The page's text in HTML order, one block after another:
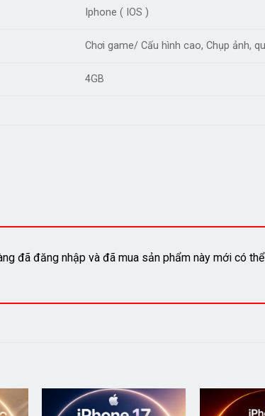
Iphone ( IOS )
Chơi game/ Cấu hình cao, Chụp ảnh,
4GB
đã đăng nhập và đã mua sản phẩm này mới có